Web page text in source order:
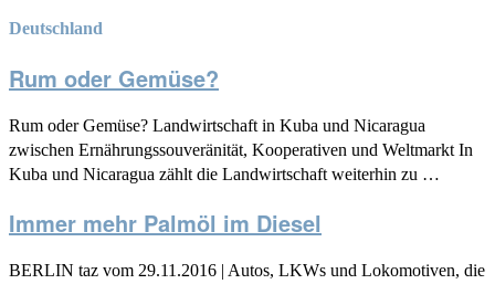
Deutschland
Rum oder Gemüse?
Rum oder Gemüse? Landwirtschaft in Kuba und Nicaragua
zwischen Ernährungssouveränität, Kooperativen und Weltmarkt In
Kuba und Nicaragua zählt die Landwirtschaft weiterhin zu …
Immer mehr Palmöl im Diesel
BERLIN taz vom 29.11.2016 | Autos, LKWs und Lokomotiven, die